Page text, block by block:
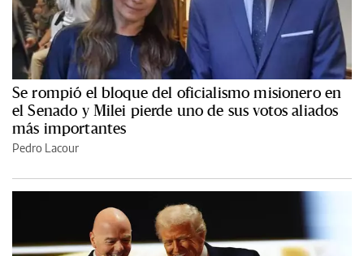
Se rompió el bloque del oficialismo misionero en
el Senado y Milei pierde uno de sus votos aliados
más importantes
Pedro Lacour